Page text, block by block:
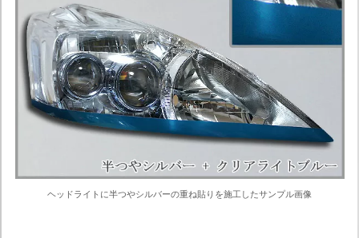
ヘッドライトに半つやシルバーの重ね貼りを施工したサンプル画像